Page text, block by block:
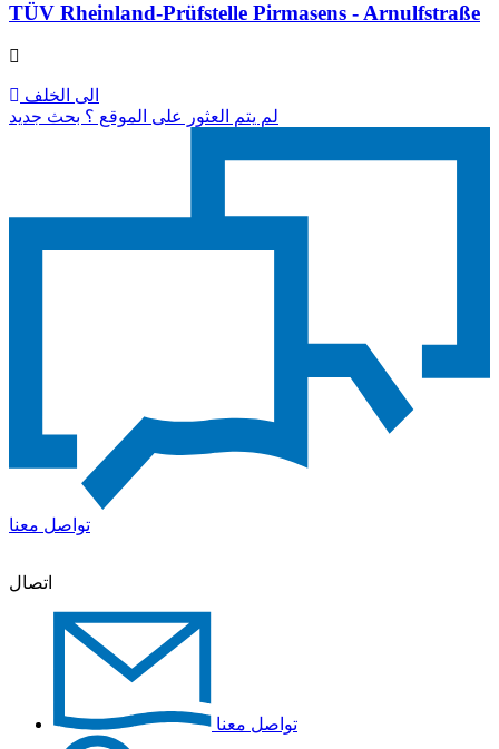
TÜV Rheinland-Prüfstelle Pirmasens - Arnulfstraße
الى الخلف
لم يتم العثور على الموقع ؟ بحث جديد
تواصل معنا
اتصال
تواصل معنا